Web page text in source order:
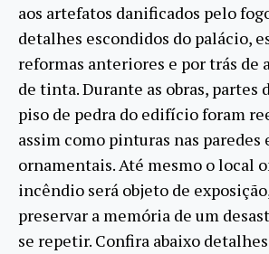
aos artefatos danificados pelo
detalhes escondidos do palácio,
reformas anteriores e por trás de
de tinta. Durante as obras, partes
piso de pedra do edifício foram
assim como pinturas nas paredes
ornamentais. Até mesmo o local
incêndio será objeto de
preservar a memória de um
se repetir. Confira abaixo